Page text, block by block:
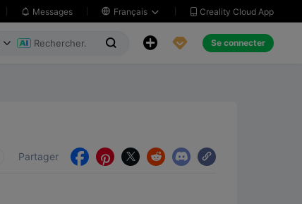
 Messages  Français   Creality Cloud App
    Se connecter
Partager     